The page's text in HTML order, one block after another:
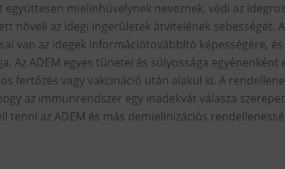
mielinhüvelynek neveznek, védi az
növeli az idegi ingerületek átvitelének sebességét.
van az idegek információtovábbító képességére,
Az ADEM egyes tünetei és súlyossága egyénenként
fertőzés vagy vakcináció után alakul ki. A
az immunrendszer egy inadekvát válasza
tenni az ADEM és más demielinizációs